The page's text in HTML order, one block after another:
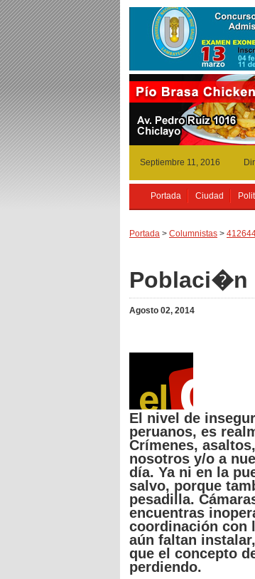
Septiembre 11, 2016
Portada Ciudad
Portada > Columnistas >
Poblaci�n
Agosto 02, 2014
El nivel de
peruanos, es
Crímenes, asaltos,
nosotros y/o a
día. Ya ni en la
salvo, porque
pesadilla.
encuentras
coordinación con
aún faltan instalar,
que el concepto
perdiendo.